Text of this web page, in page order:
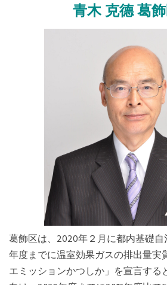
Kaohsiung Capacity Center
Mexico, Central America and
Southeast Asia Secretariat
South America Secretariat
USA Office
青木 克德 葛
葛飾区は、2020年２月に都内基礎
年度までに温室効果ガスの排出量実
エミッションかつしか」を宣言する